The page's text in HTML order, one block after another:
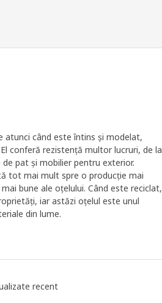
la IKEA. De aceea am
îți aranjezi hainele și accesoriile într-
diferența
să aibă un dulap de haine
toate hainele și accesoriile. Dar
spune Betina Tviis Larsson, care a
Depozitarea tradițională
lucrurile într-un anumit fel, fie că
îți agăți blugii de găicile pentru curea,
Betina.
atunci când este întins și modelat,
conferă rezistență multor lucruri, de la
pat și mobilier pentru exterior.
tot mai mult spre o producție mai
bune ale oțelului. Când este reciclat,
iar astăzi oțelul este unul
din lume.
recent